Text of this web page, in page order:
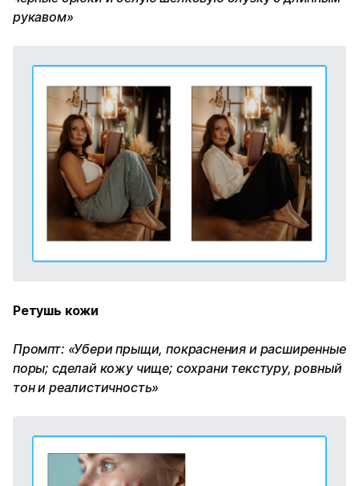
рукавом»
Ретушь кожи
Промпт: «Убери прыщи, покраснения и расширенные
поры; сделай кожу чище; сохрани текстуру, ровный
тон и реалистичность»